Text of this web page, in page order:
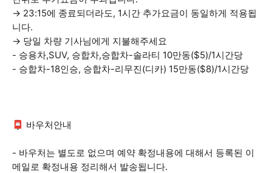
→ 23:15에 종료되더라도, 1시간 추가요금이 동일하게 적용됩
니다.
→ 당일 차량 기사님에게 지불해주세요
- 승용차,SUV, 승합차,승합차-솔라티 10만동($5)/1시간당
- 승합차-18인승, 승합차-리무진(디카) 15만동($8)/1시간당
📮 바우처안내
- 바우처는 별도로 없으며 예약 확정내용에 대해서 등록된 이
메일로 확정내용 정리해서 발송됩니다.